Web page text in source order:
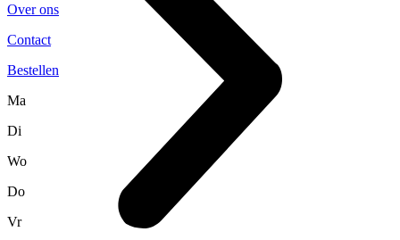
Over ons
Contact
Bestellen
Ma
Di
Wo
Do
Vr